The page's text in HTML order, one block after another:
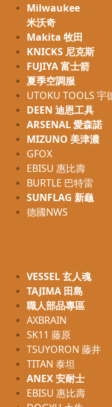
Milwaukee
米沃奇
Makita 牧田
KNICKS 尼克斯
FUJIYA 富士箭
夏季空調服
UTOKU TOOLS 宇
DEEN 迪恩工具
ARSENAL 愛森諾
MIZUNO 美津濃
GFOX
EBISU 惠比壽
BURTLE 巴特雷
SUNFLAG 新龜
德國NWS
VESSEL 玄人魂
TAJIMA 田島
職人部品專區
AXBRAIN
SK11 藤原
TSUYORON 藤井
TITAN 泰坦
ANEX 安耐士
EBISU 惠比壽